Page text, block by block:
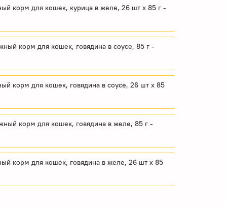
корм для кошек, курица в желе, 26 шт x 85 г -
корм для кошек, говядина в соусе, 85 г -
корм для кошек, говядина в соусе, 26 шт x 85
корм для кошек, говядина в желе, 85 г -
корм для кошек, говядина в желе, 26 шт x 85